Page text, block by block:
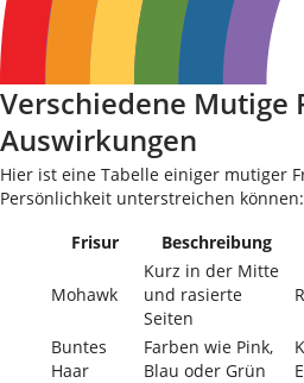
Verschiedene Mutige
Auswirkungen
Hier ist eine Tabelle einiger mutiger
Persönlichkeit unterstreichen können:
Frisur
Beschreibung
Mohawk
Kurz in der Mitte
und rasierte
Seiten
Buntes
Haar
Farben wie Pink,
Blau oder Grün